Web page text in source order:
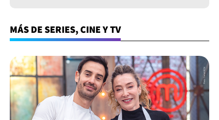
MÁS DE SERIES, CINE Y TV